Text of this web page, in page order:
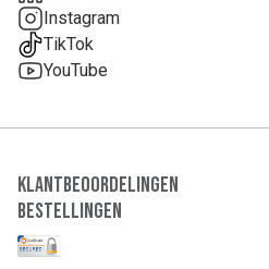
Instagram
TikTok
YouTube
Klantbeoordelingen
Bestellingen